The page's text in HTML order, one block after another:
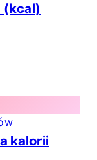
(kcal)
kalorii